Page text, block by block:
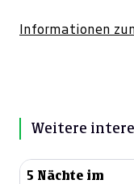
Informationen
Weitere
5 Nächte im